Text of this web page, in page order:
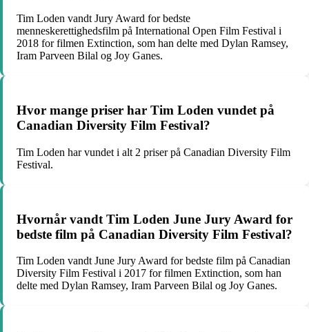
Tim Loden vandt Jury Award for bedste
menneskerettighedsfilm på International Open Film Festival i
2018 for filmen Extinction, som han delte med Dylan Ramsey,
Iram Parveen Bilal og Joy Ganes.
Hvor mange priser har Tim Loden vundet på
Canadian Diversity Film Festival?
Tim Loden har vundet i alt 2 priser på Canadian Diversity Film
Festival.
Hvornår vandt Tim Loden June Jury Award for
bedste film på Canadian Diversity Film Festival?
Tim Loden vandt June Jury Award for bedste film på Canadian
Diversity Film Festival i 2017 for filmen Extinction, som han
delte med Dylan Ramsey, Iram Parveen Bilal og Joy Ganes.